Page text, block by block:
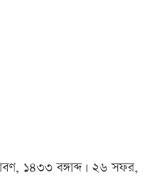
১৪৩৩ বঙ্গাব্দ | ২৬ সফর,